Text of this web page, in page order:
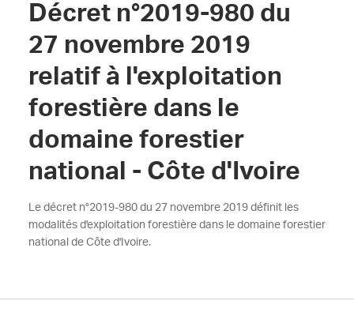
Décret n°2019-980 du
27 novembre 2019
relatif à l'exploitation
forestière dans le
domaine forestier
national - Côte d'Ivoire
Le décret n°2019-980 du 27 novembre 2019 définit les
modalités d'exploitation forestière dans le domaine forestier
national de Côte d'Ivoire.